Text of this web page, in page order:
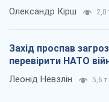
Олександр Кірш 2,0
Захід проспав
перевірити НАТО
Леонід Невзлін 5,6 т.